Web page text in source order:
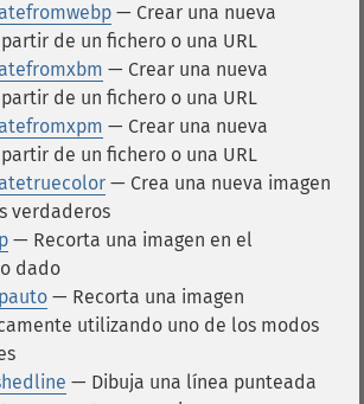
— Crear una nueva
de un fichero o una URL
— Crear una nueva
de un fichero o una URL
— Crear una nueva
de un fichero o una URL
— Crea una nueva imagen
verdaderos
— Recorta una imagen en el
dado
— Recorta una imagen
utilizando uno de los modos
— Dibuja una línea punteada